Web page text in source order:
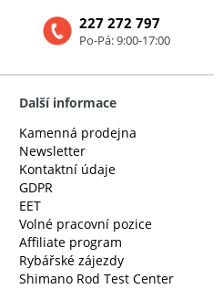
227 272 797
Po-Pá: 9:00-17:00
Další informace
Kamenná prodejna
Newsletter
Kontaktní údaje
GDPR
EET
Volné pracovní pozice
Affiliate program
Rybářské zájezdy
Shimano Rod Test Center